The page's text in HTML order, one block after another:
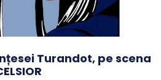
Turandot, pe scena